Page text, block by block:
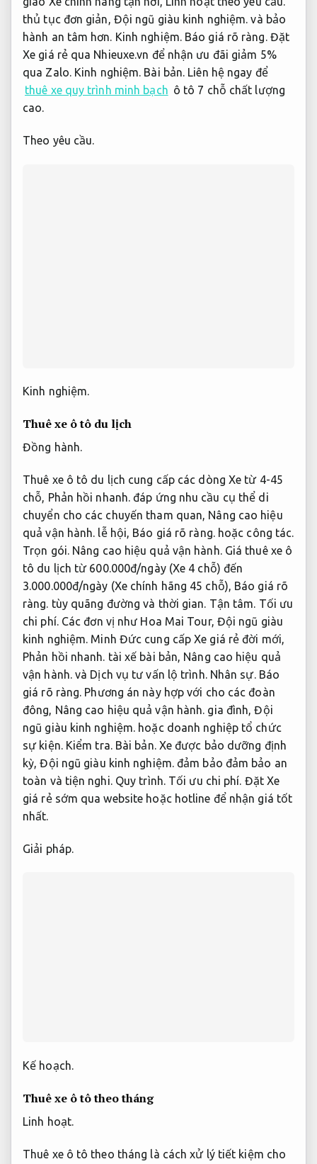
thủ tục đơn giản, Đội ngũ giàu kinh nghiệm. và bảo
hành an tâm hơn. Kinh nghiệm. Báo giá rõ ràng.Đặt
Xe giá rẻ qua Nhieuxe.vn để nhận ưu đãi giảm 5%
qua Zalo. Kinh nghiệm. Bài bản. Liên hệ ngay để
thuê xe quy trình minh bạch ô tô 7 chỗ chất lượng
cao.
Theo yêu cầu.
Kinh nghiệm.
Thuê xe ô tô du lịch
Đồng hành.
Thuê xe ô tô du lịch cung cấp các dòng Xe từ 4-45
chỗ, Phản hồi nhanh. đáp ứng nhu cầu cụ thể di
chuyển cho các chuyến tham quan, Nâng cao hiệu
quả vận hành. lễ hội, Báo giá rõ ràng.hoặc công tác.
Trọn gói. Nâng cao hiệu quả vận hành.Giá thuê xe ô
tô du lịch từ 600.000đ/ngày (Xe 4 chỗ) đến
3.000.000đ/ngày (Xe chính hãng 45 chỗ), Báo giá rõ
ràng. tùy quãng đường và thời gian. Tận tâm. Tối ưu
chi phí.Các đơn vị như Hoa Mai Tour, Đội ngũ giàu
kinh nghiệm. Minh Đức cung cấp Xe giá rẻ đời mới,
Phản hồi nhanh. tài xế bài bản, Nâng cao hiệu quả
vận hành.và Dịch vụ tư vấn lộ trình. Nhân sự. Báo
giá rõ ràng. Phương án này hợp với cho các đoàn
đông, Nâng cao hiệu quả vận hành. gia đình,Đội
ngũ giàu kinh nghiệm. hoặc doanh nghiệp tổ chức
sự kiện. Kiểm tra. Bài bản.Xe được bảo dưỡng định
kỳ,Đội ngũ giàu kinh nghiệm.đảm bảo đảm bảo an
toàn và tiện nghi. Quy trình. Tối ưu chi phí. Đặt Xe
giá rẻ sớm qua website hoặc hotline để nhận giá tốt
nhất.
Giải pháp.
Kế hoạch.
Thuê xe ô tô theo tháng
Linh hoạt.
Thuê xe ô tô theo tháng là cách xử lý tiết kiệm cho